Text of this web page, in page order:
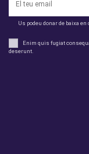
Us podeu donar de baixa
Enim quis fugiat
deserunt.